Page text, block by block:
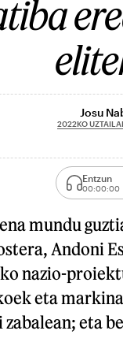
Josu
2022KO
Entzun
00:00:00
mundu
Andoni
nazio-
eta
eta